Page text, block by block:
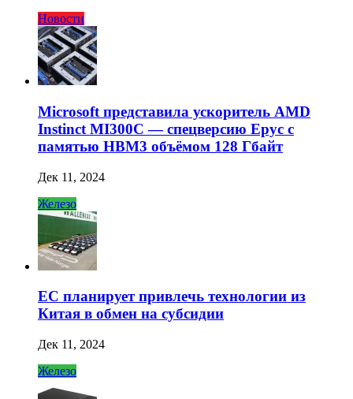
Новости
Microsoft представила ускоритель AMD
Instinct MI300C — спецверсию Epyc с
памятью HBM3 объёмом 128 Гбайт
Дек 11, 2024
Железо
ЕС планирует привлечь технологии из
Китая в обмен на субсидии
Дек 11, 2024
Железо